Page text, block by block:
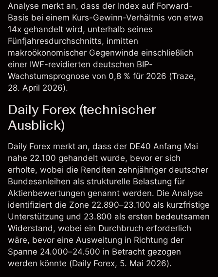
Analyse merkt an, dass der Index auf Forward-
Basis bei einem Kurs-Gewinn-Verhältnis von etwa
14x gehandelt wird, unterhalb seines
Fünfjahresdurchschnitts, inmitten
makroökonomischer Gegenwinde einschließlich
einer IWF-revidierten deutschen BIP-
Wachstumsprognose von 0,8 % für 2026 (Traze,
28. April 2026).
Daily Forex (technischer
Ausblick)
Daily Forex merkt an, dass der DE40 Anfang Mai
nahe 22.100 gehandelt wurde, bevor er sich
erholte, wobei die Renditen zehnjähriger deutscher
Bundesanleihen als strukturelle Belastung für
Aktienbewertungen genannt werden. Die Analyse
identifiziert die Zone 22.890–23.100 als kurzfristige
Unterstützung und 23.800 als ersten bedeutsamen
Widerstand, wobei ein Durchbruch erforderlich
wäre, bevor eine Ausweitung in Richtung der
Spanne 24.000–24.500 in Betracht gezogen
werden könnte (Daily Forex, 5. Mai 2026).